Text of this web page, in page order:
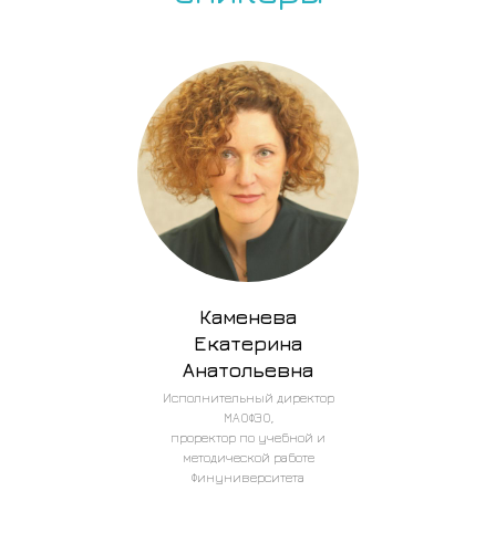
Каменева
Екатерина
Анатольевна
Исполнительный директор
МАОФЭО,
проректор по учебной и
методической работе
Финуниверситета